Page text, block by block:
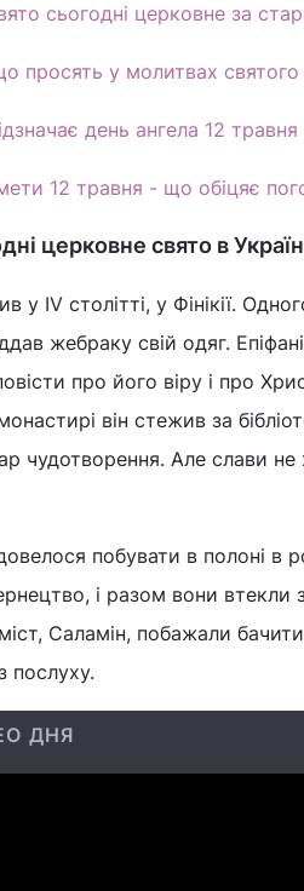
сьогодні церковне за
просять у молитвах
день ангела 12 травня
12 травня - що обіцяє
церковне свято в
у IV столітті, у Фінікії.
жебраку свій одяг.
про його віру і про
він стежив за
чудотворення. Але слави
побувати в полоні в
і разом вони втекли
Саламін, побажали
послуху.
ДНЯ